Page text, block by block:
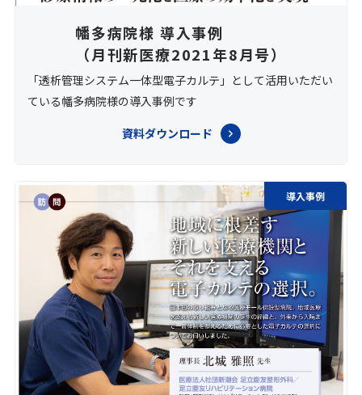
幡多病院様 導入事例
（月刊新医療2021年8月号）
「透析管理システム一体型電子カルテ」として活用いただい
ている幡多病院様の導入事例です
資料ダウンロード
導入事例